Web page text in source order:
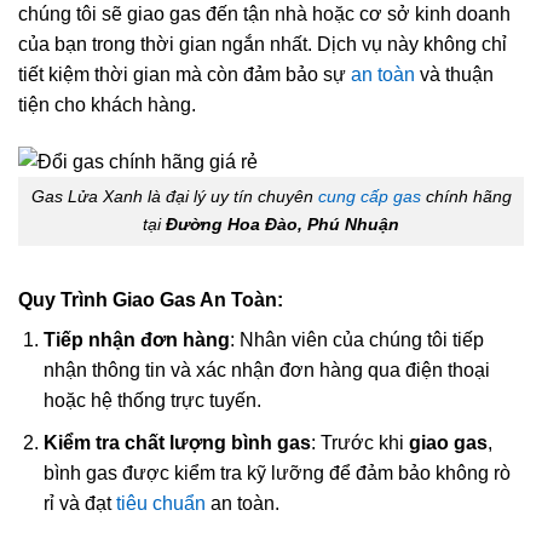
chúng tôi sẽ giao gas đến tận nhà hoặc cơ sở kinh doanh
của bạn trong thời gian ngắn nhất. Dịch vụ này không chỉ
tiết kiệm thời gian mà còn đảm bảo sự an toàn và thuận
tiện cho khách hàng.
Gas Lửa Xanh là đại lý uy tín chuyên cung cấp gaschính hãng
tạiĐường Hoa Đào, Phú Nhuận
Quy Trình Giao Gas An Toàn:
Tiếp nhận đơn hàng: Nhân viên của chúng tôi tiếp
nhận thông tin và xác nhận đơn hàng qua điện thoại
hoặc hệ thống trực tuyến.
Kiểm tra chất lượng bình gas: Trước khi giao gas,
bình gas được kiểm tra kỹ lưỡng để đảm bảo không rò
rỉ và đạttiêu chuẩn an toàn.